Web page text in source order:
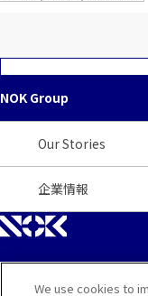
NOK Group
Our Stories
企業情報
We use cookies to